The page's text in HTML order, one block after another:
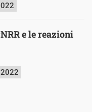
e le reazioni